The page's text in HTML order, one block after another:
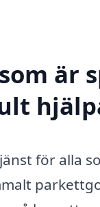
är
för alla